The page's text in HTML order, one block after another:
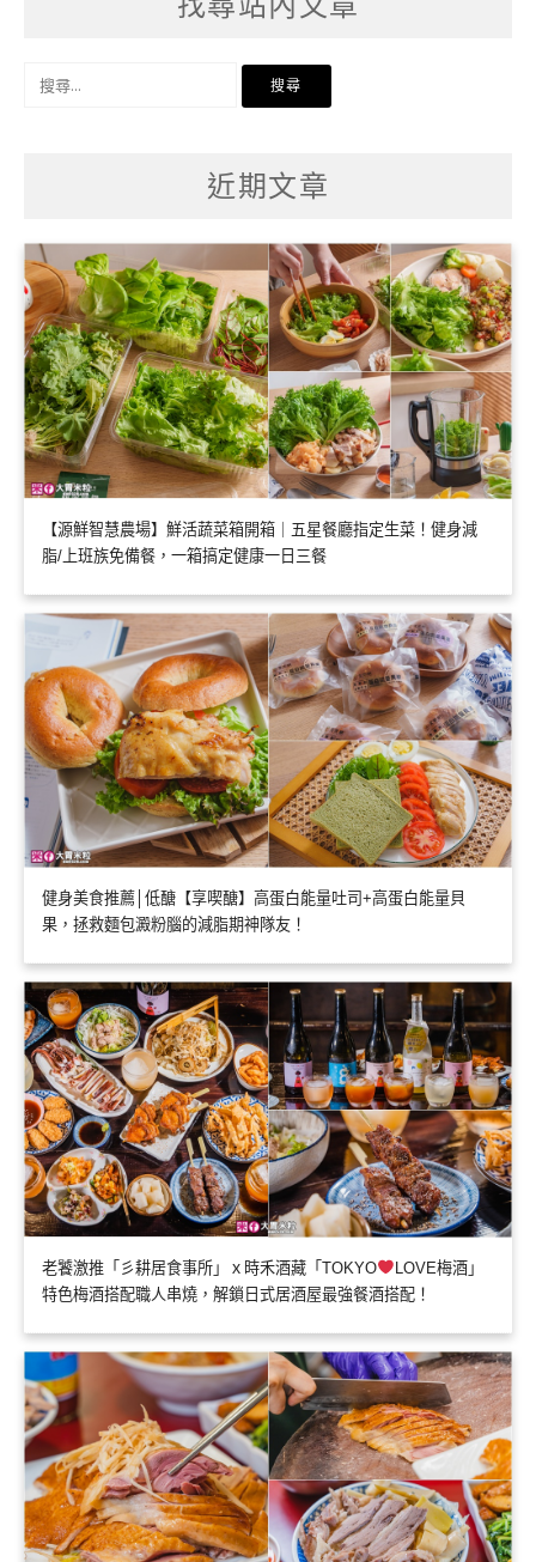
近期文章
【源鮮智慧農場】鮮活蔬菜箱開箱｜五星餐廳指定生菜！健身減
脂/上班族免備餐，一箱搞定健康一日三餐
健身美食推薦│低醣【享喫醣】高蛋白能量吐司+高蛋白能量貝
果，拯救麵包澱粉腦的減脂期神隊友！
老饕激推「彡耕居食事所」ｘ時禾酒藏「TOKYO
LOVE梅酒」
特色梅酒搭配職人串燒，解鎖日式居酒屋最強餐酒搭配！